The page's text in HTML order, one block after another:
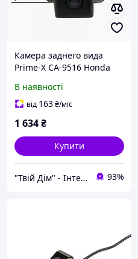
Камера заднего вида
Prime-X CA-9516 Honda
В наявності
від 163₴/міс
1 634₴
Купити
"Твій Дім" - Інтернет-гіпермаркет 93%